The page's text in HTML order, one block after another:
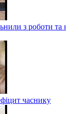
з роботи та
часнику